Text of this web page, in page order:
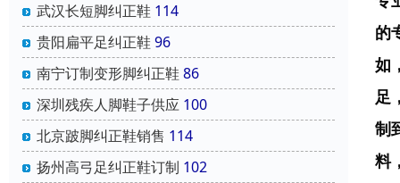
武汉长短脚纠正鞋 114
贵阳扁平足纠正鞋 96
南宁订制变形脚纠正鞋 86
深圳残疾人脚鞋子供应 100
北京跛脚纠正鞋销售 114
扬州高弓足纠正鞋订制 102
的
如
足
制
料